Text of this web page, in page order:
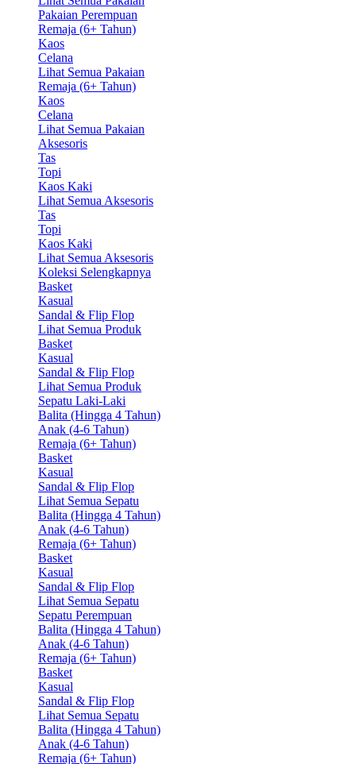
Pakaian Perempuan
Remaja (6+ Tahun)
Kaos
Celana
Lihat Semua Pakaian
Remaja (6+ Tahun)
Kaos
Celana
Lihat Semua Pakaian
Aksesoris
Tas
Topi
Kaos Kaki
Lihat Semua Aksesoris
Tas
Topi
Kaos Kaki
Lihat Semua Aksesoris
Koleksi Selengkapnya
Basket
Kasual
Sandal & Flip Flop
Lihat Semua Produk
Basket
Kasual
Sandal & Flip Flop
Lihat Semua Produk
Sepatu Laki-Laki
Balita (Hingga 4 Tahun)
Anak (4-6 Tahun)
Remaja (6+ Tahun)
Basket
Kasual
Sandal & Flip Flop
Lihat Semua Sepatu
Balita (Hingga 4 Tahun)
Anak (4-6 Tahun)
Remaja (6+ Tahun)
Basket
Kasual
Sandal & Flip Flop
Lihat Semua Sepatu
Sepatu Perempuan
Balita (Hingga 4 Tahun)
Anak (4-6 Tahun)
Remaja (6+ Tahun)
Basket
Kasual
Sandal & Flip Flop
Lihat Semua Sepatu
Balita (Hingga 4 Tahun)
Anak (4-6 Tahun)
Remaja (6+ Tahun)